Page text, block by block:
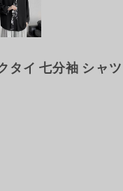
タイ 七分袖 シャツ